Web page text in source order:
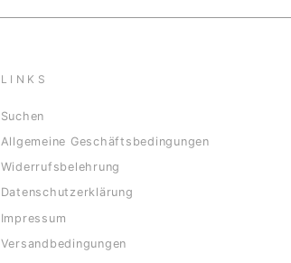
LINKS
Suchen
Allgemeine Geschäftsbedingungen
Widerrufsbelehrung
Datenschutzerklärung
Impressum
Versandbedingungen